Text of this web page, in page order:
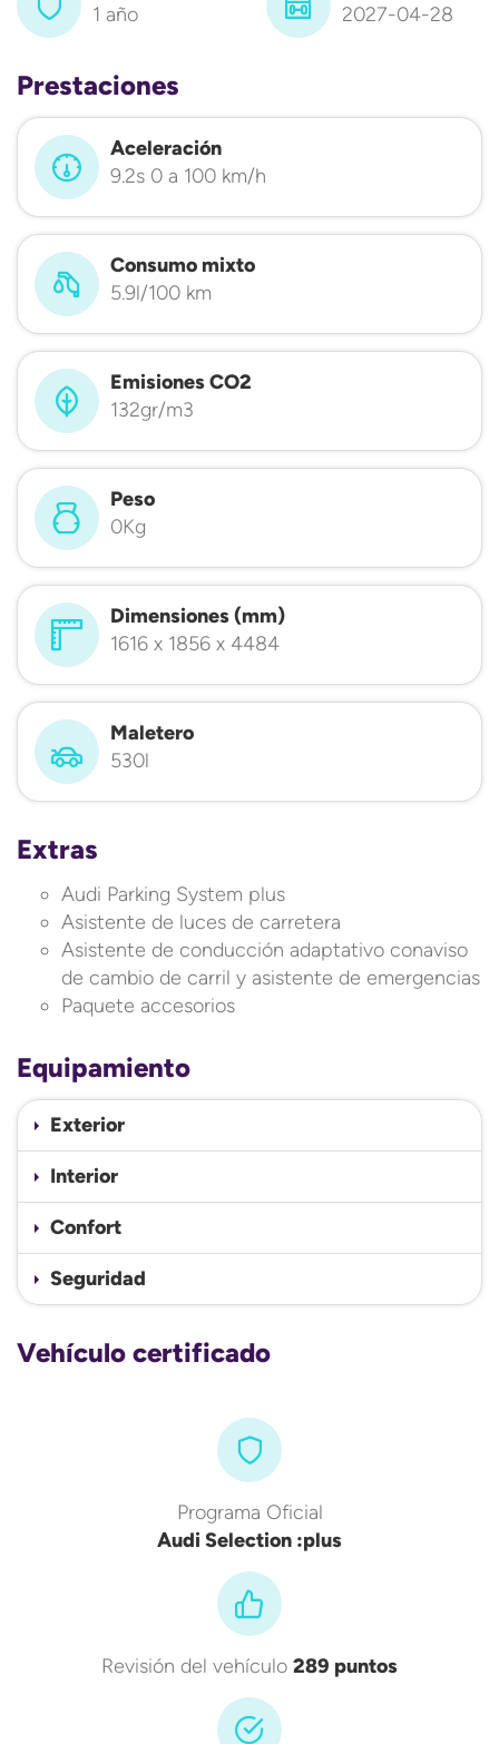
1 año
2027-04-28
Prestaciones
Aceleración
9.2s 0 a 100 km/h
Consumo mixto
5.9l/100 km
Emisiones CO2
132gr/m3
Peso
0Kg
Dimensiones (mm)
1616 x 1856 x 4484
Maletero
530l
Extras
Audi Parking System plus
Asistente de luces de carretera
Asistente de conducción adaptativo conaviso
de cambio de carril y asistente de emergencias
Paquete accesorios
Equipamiento
Exterior
Interior
Confort
Seguridad
Vehículo certificado
Programa Oficial
Audi Selection :plus
Revisión del vehículo 289 puntos